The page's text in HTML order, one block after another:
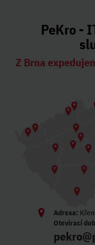
PeKro -
Z Brna
Adresa:
Otevírací